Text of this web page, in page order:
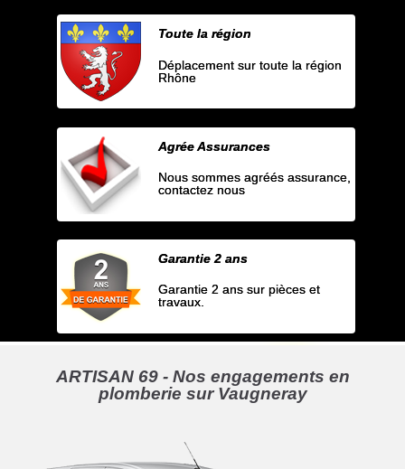
Toute la région
Déplacement sur toute la région
Rhône
Agrée Assurances
Nous sommes agréés assurance,
contactez nous
Garantie 2 ans
Garantie 2 ans sur pièces et
travaux.
ARTISAN 69 - Nos engagements en
plomberie sur Vaugneray